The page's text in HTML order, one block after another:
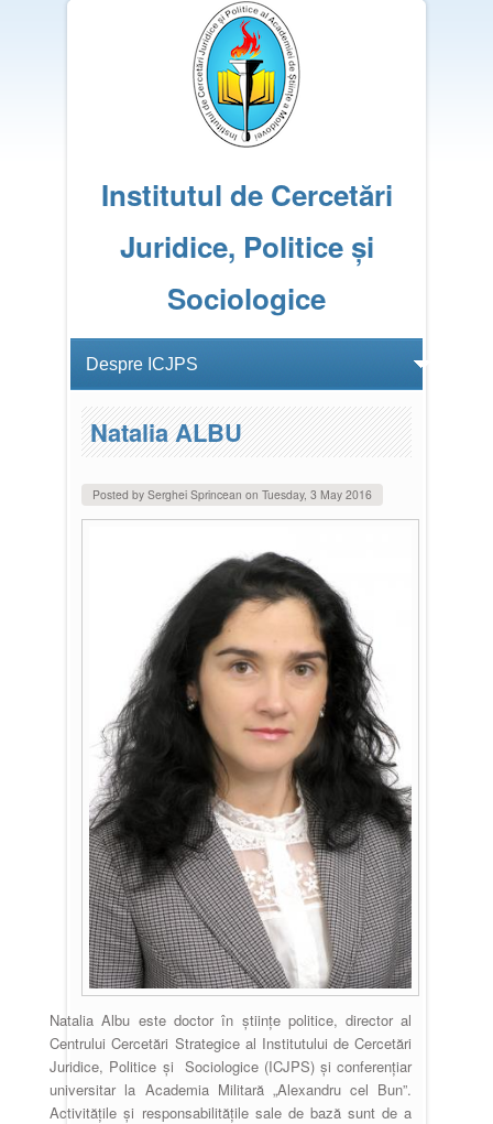
Institutul de Cercetări
Juridice, Politice și
Sociologice
Natalia ALBU
Posted by Serghei Sprincean on Tuesday, 3 May 2016
Natalia Albu este doctor în științe politice,director al
Centrului Cercetări Strategice al Institutului de Cercetări
Juridice, Politice și Sociologice (ICJPS)și conferențiar
universitar la Academia Militară „Alexandru cel Bun”.
Activitățile și responsabilitățile sale de bază sunt de a